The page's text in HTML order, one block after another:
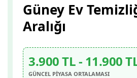
Güney Ev
Aralığı
3.900 TL - 11.900
GÜNCEL PİYASA ORTALAMASI